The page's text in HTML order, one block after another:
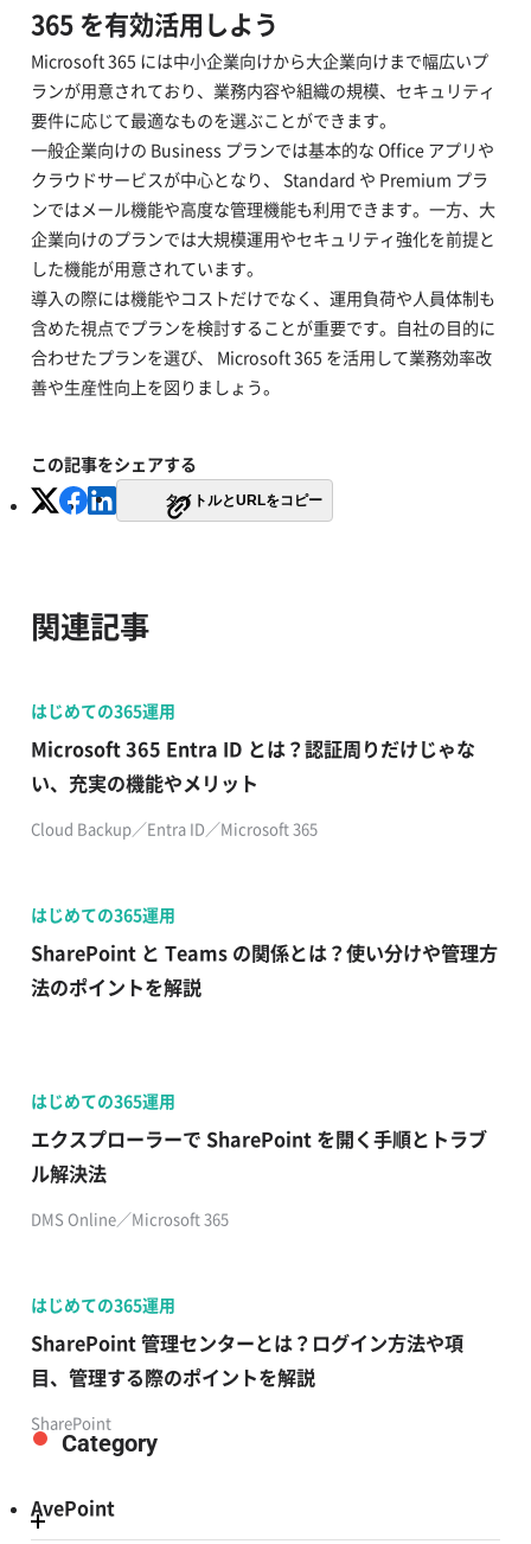
365 を有効活用しよう
Microsoft 365 には中小企業向けから大企業向けまで幅広いプ
ランが用意されており、業務内容や組織の規模、セキュリティ
要件に応じて最適なものを選ぶことができます。
一般企業向けの Business プランでは基本的な Office アプリや
クラウドサービスが中心となり、 Standard や Premium プラ
ンではメール機能や高度な管理機能も利用できます。一方、大
企業向けのプランでは大規模運用やセキュリティ強化を前提と
した機能が用意されています。
導入の際には機能やコストだけでなく、運用負荷や人員体制も
含めた視点でプランを検討することが重要です。自社の目的に
合わせたプランを選び、 Microsoft 365 を活用して業務効率改
善や生産性向上を図りましょう。
この記事をシェアする
タイトルとURLをコピー
関連記事
はじめての365運用
​​Microsoft 365 Entra ID とは？認証周りだけじゃな
い、充実の機能やメリット​
Cloud Backup​／Entra ID／Microsoft 365
はじめての365運用
SharePoint と Teams の関係とは？使い分けや管理方
法のポイントを解説
はじめての365運用
エクスプローラーで SharePoint を開く手順とトラブ
ル解決法
DMS Online／Microsoft 365
はじめての365運用
SharePoint 管理センターとは？ログイン方法や項
目、管理する際のポイントを解説
SharePoint
Category
AvePoint